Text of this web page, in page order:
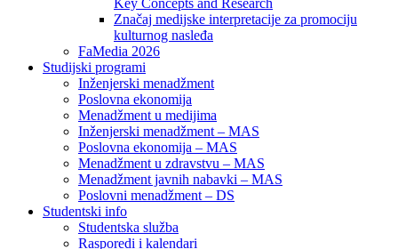
Key Concepts and Research
Značaj medijske interpretacije za promociju
kulturnog nasleđa
FaMedia 2026
Studijski programi
Inženjerski menadžment
Poslovna ekonomija
Menadžment u medijima
Inženjerski menadžment – MAS
Poslovna ekonomija – MAS
Menadžment u zdravstvu – MAS
Menadžment javnih nabavki – MAS
Poslovni menadžment – DS
Studentski info
Studentska služba
Rasporedi i kalendari